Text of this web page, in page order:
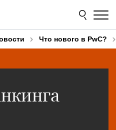
Что нового в PwC?